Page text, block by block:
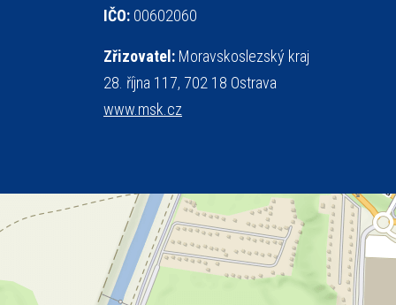
vzpírání
zeměpis základy společenských věd
zápas řeckořímský úřední deska
český jazyk
IČO: 00602060
Zřizovatel: Moravskoslezský kraj
28. října 117, 702 18 Ostrava
www.msk.cz